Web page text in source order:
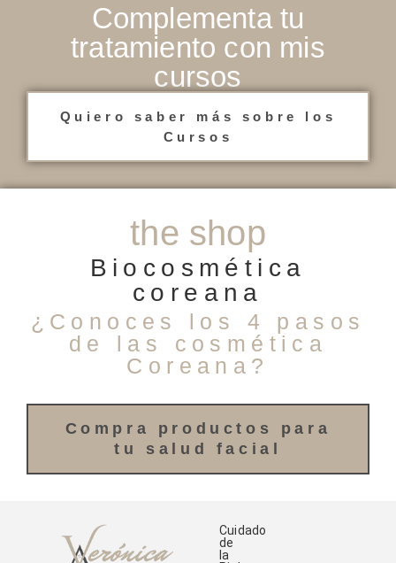
Complementa tu
tratamiento con mis
cursos
Quiero saber más sobre los
Cursos
the shop
Biocosmética
coreana
¿Conoces los 4 pasos
de las cosmética
Coreana?
Compra productos para
tu salud facial
Cuidado
de
la